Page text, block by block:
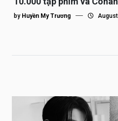
nhất”
by Huyền My Trương